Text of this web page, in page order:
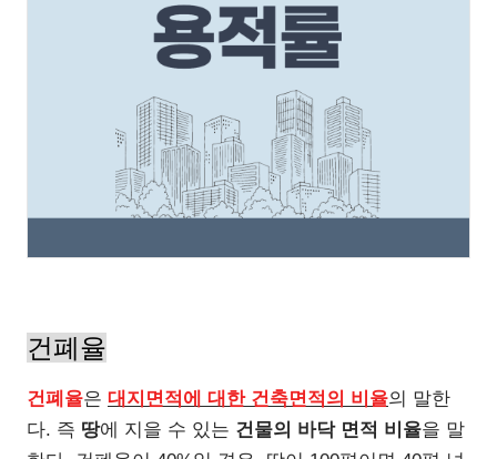
건폐율
건폐율은 대지면적에 대한 건축면적의 비율의 말한
다. 즉 땅에 지을 수 있는 건물의 바닥 면적 비율을 말